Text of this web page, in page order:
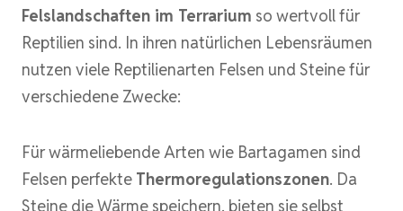
Felslandschaften im Terrarium so wertvoll für
Reptilien sind. In ihren natürlichen Lebensräumen
nutzen viele Reptilienarten Felsen und Steine für
verschiedene Zwecke:
Für wärmeliebende Arten wie Bartagamen sind
Felsen perfekte Thermoregulationszonen. Da
Steine die Wärme speichern, bieten sie selbst